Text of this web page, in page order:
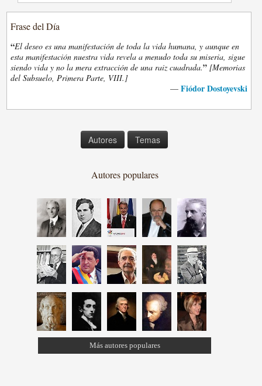
Frase del Día
“El deseo es una manifestación de toda la vida humana, y aunque en
esta manifestación nuestra vida revela a menudo toda su miseria, sigue
siendo vida y no la mera extracción de una raiz cuadrada.” [Memorias
del Subsuelo, Primera Parte, VIII.]
— Fiódor Dostoyevski
Autores Temas
Autores populares
Más autores populares